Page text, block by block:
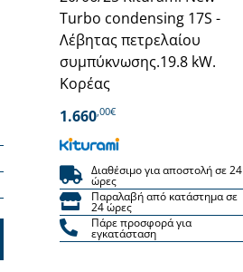
Turbo condensing 17S -
Λέβητας πετρελαίου
συμπύκνωσης.19.8 kW.
Κορέας
1.660,00€
Διαθέσιμο για αποστολή σε 24
ώρες
Παραλαβή από κατάστημα σε
24 ώρες
Πάρε προσφορά για
εγκατάσταση